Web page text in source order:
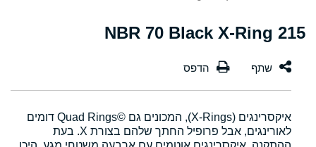
215 NBR 70 Black X-Ring
איקסרינגים (X-Rings), המכונים גם Quad Rings©‎ דומים
לאורינגים, אבל פרופיל החתך שלהם בצורת X. בעת